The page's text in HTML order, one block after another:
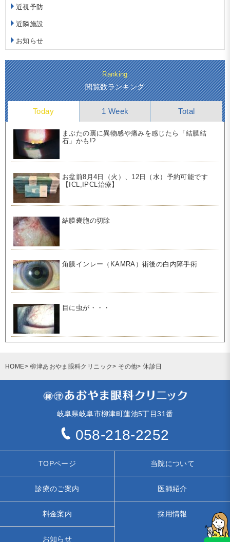
近視予防
近隣施設
お知らせ
Ranking
閲覧数ランキング
Today 1 Week Total
まぶたの裏に異物感や痛みを感じたら「結膜結
石」かも!?
お盆前8月4日（火）、12日（水）予約可能です
【ICL,IPCL治療】
結膜嚢胞の切除
角膜インレー（KAMRA）術後の白内障手術
目に虫が・・・
HOME 柳津あおやま眼科クリニック その他 休診日
岐阜県岐阜市柳津町蓮池5丁目31番
058-218-2252
TOPページ 当院について
診療のご案内 医師紹介
料金案内 採用情報
お知らせ